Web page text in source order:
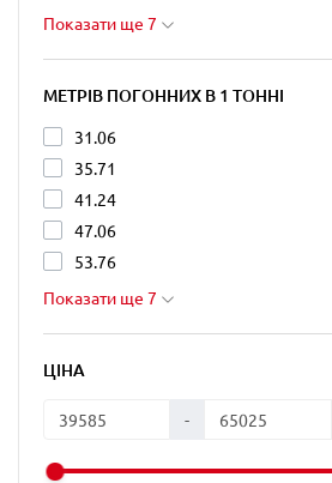
Показати ще 7
МЕТРІВ ПОГОННИХ В 1 ТОННІ
31.06
35.71
41.24
47.06
53.76
Показати ще 7
ЦІНА
-